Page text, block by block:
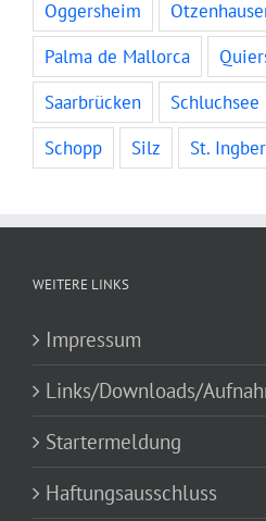
Oggersheim
Palma de Mallorca
Saarbrücken
Schluchsee
Schopp
Silz St.
WEITERE LINKS
Impressum
Links/Downloads/
Startermeldung
Haftungsausschluss